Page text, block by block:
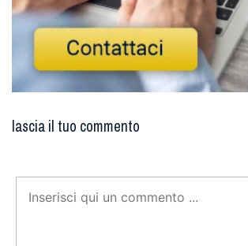
lascia il tuo commento